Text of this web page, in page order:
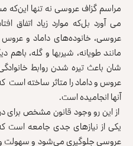
مراسم گزاف عروسی نه تنها این‌که
می آورد بل‌که موارد زیاد اتفاق
عروسی، خانوده‌های داماد و
مانند طویانه، شیربها و گله، باهم
شان باعث تیره شدن روابط
عروس و داماد را متاثر ساخته است
آنها انجامیده است.
از این رو وجود قانون مشخص برای
یکی از نیازهای جدی جامعه است
عروسی جلوگیری می‌شود و سهولت و